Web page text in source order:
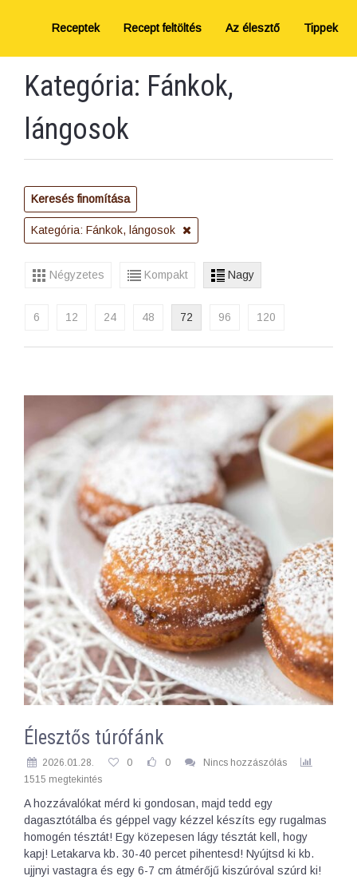
Receptek Recept feltöltés Az élesztő Tippek
Kategória: Fánkok,
lángosok
Keresés finomítása
Kategória: Fánkok, lángosok
Négyzetes Kompakt Nagy
6 12 24 48 72 96 120
Élesztős túrófánk
2026.01.28. 0 0
Nincs hozzászólás
1515 megtekintés
A hozzávalókat mérd ki gondosan, majd tedd egy
dagasztótálba és géppel vagy kézzel készíts egy rugalmas
homogén tésztát! Egy közepesen lágy tésztát kell, hogy
kapj! Letakarva kb. 30-40 percet pihentesd! Nyújtsd ki kb.
ujjnyi vastagra és egy 6-7 cm átmérőjű kiszúróval szúrd ki!